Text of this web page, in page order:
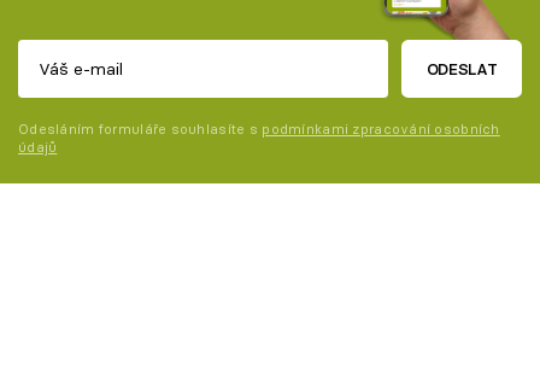
ODESLAT
Odesláním formuláře souhlasíte s podmínkami zpracování osobních
údajů